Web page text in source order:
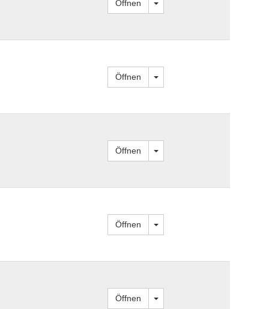
Öffnen Dropdown öffnen
Öffnen Dropdown öffnen
Öffnen Dropdown öffnen
Öffnen Dropdown öffnen
Öffnen Dropdown öffnen